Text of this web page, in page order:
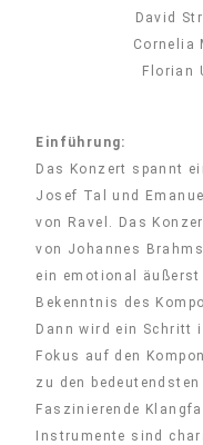
David
Cornelia
Florian
Einführung:
Das Konzert spannt
Josef Tal und
von Ravel. Das
von Johannes
ein emotional
Bekenntnis des
Dann wird ein Schritt
Fokus auf den
zu den
Faszinierende
Instrumente sind